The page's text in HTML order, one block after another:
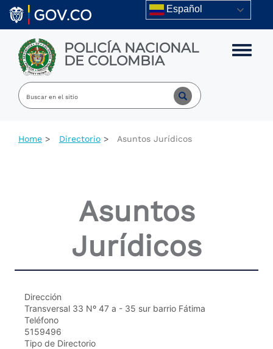
Skip to main content Español
POLICÍA NACIONAL
DE COLOMBIA Toggle
Home Directorio Asuntos Jurídicos
Asuntos
Jurídicos
Dirección
Transversal 33 Nº 47 a - 35 sur barrio Fátima
Teléfono
5159496
Tipo de Directorio